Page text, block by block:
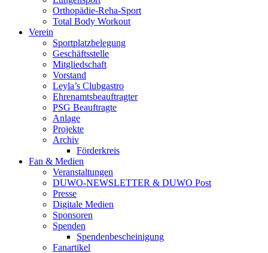
Orthopädie-Reha-Sport
Total Body Workout
Verein
Sportplatzbelegung
Geschäftsstelle
Mitgliedschaft
Vorstand
Leyla’s Clubgastro
Ehrenamtsbeauftragter
PSG Beauftragte
Anlage
Projekte
Archiv
Förderkreis
Fan & Medien
Veranstaltungen
DUWO-NEWSLETTER & DUWO Post
Presse
Digitale Medien
Sponsoren
Spenden
Spendenbescheinigung
Fanartikel